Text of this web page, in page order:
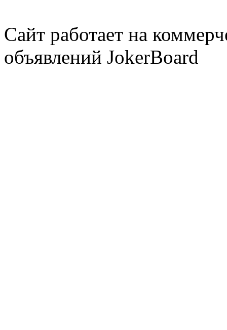
Сайт работает на
объявлений JokerBoard